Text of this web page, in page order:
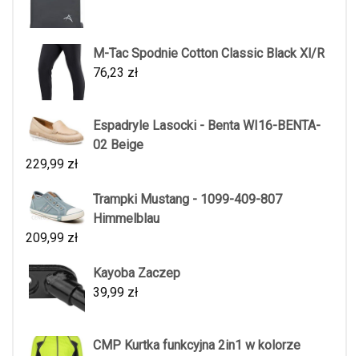
M-Tac Spodnie Cotton Classic Black Xl/R
76,23 zł
Espadryle Lasocki - Benta WI16-BENTA-
02 Beige
229,99 zł
Trampki Mustang - 1099-409-807
Himmelblau
209,99 zł
Kayoba Zaczep
39,99 zł
CMP Kurtka funkcyjna 2in1 w kolorze